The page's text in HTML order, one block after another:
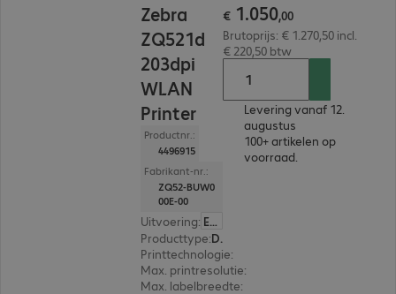
Zebra
ZQ521d
203dpi
WLAN
Printer
Productnr.:
4496915
Fabrikant-nr.:
ZQ52-BUW0
00E-00
Uitvoering: Europa
Producttype:
Draagbare labelprinter
Printtechnologie:
Max. printresolutie:
Max. labelbreedte:
€ 1.050,00
Brutoprijs: € 1.270,50 incl.
€ 220,50 btw
Levering vanaf 12.
augustus
100+ artikelen op
voorraad.